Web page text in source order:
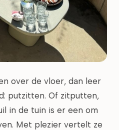
over de vloer, dan leer
putzitten. Of zitputten,
in de tuin is er een om
Met plezier vertelt ze